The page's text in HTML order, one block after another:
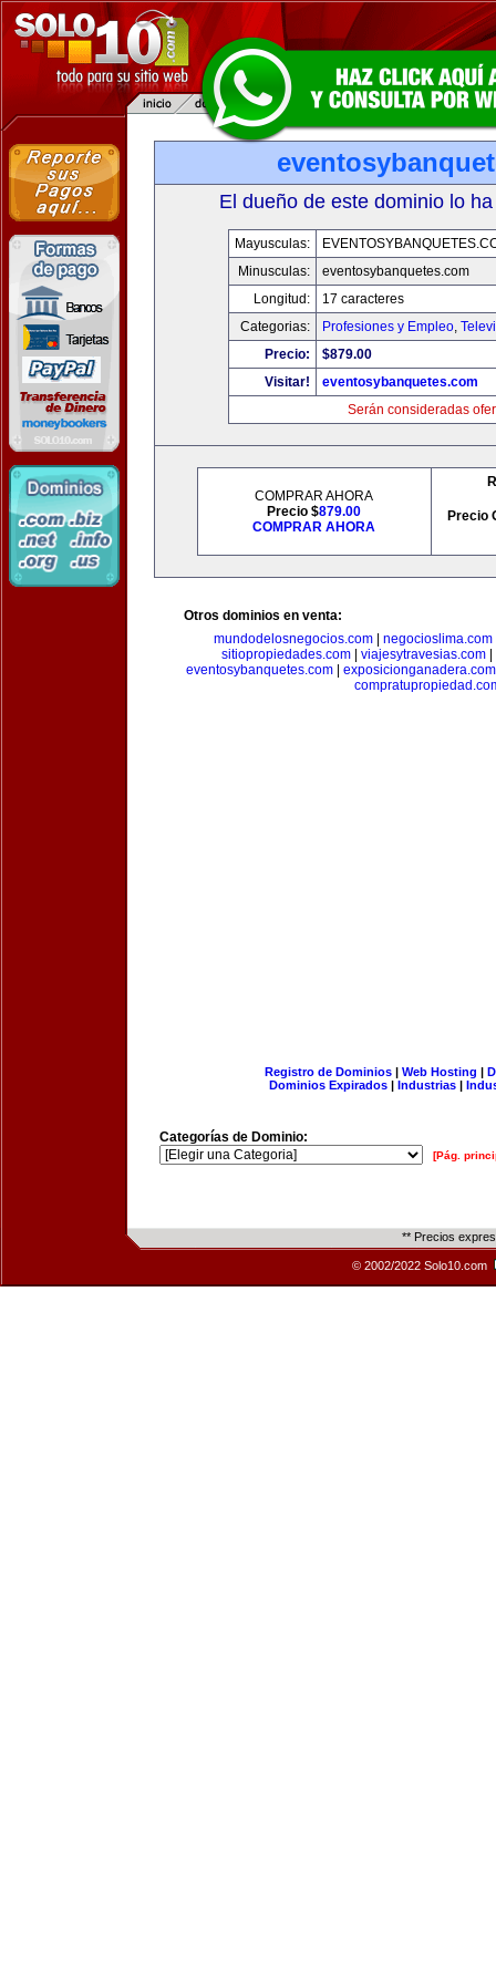
El dueño de este dominio lo
Mayusculas:
Minusculas:
eventosybanquetes.com
Longitud:
17 caracteres
Categorias:
Profesiones y Empleo,
Precio:
$879.00
Visitar!
eventosybanquetes.com
Serán consideradas
COMPRAR AHORA
Precio $879.00
COMPRAR AHORA
Precio
Otros dominios en venta:
mundodelosnegocios.com| negocioslima.com
sitiopropiedades.com| viajesytravesias.com|
eventosybanquetes.com| exposicionganadera.com
Registro de Dominios| Web Hosting |
Dominios Expirados | Industrias |
Categorías de Dominio:
[Pág.
** Precios
© 2002/2022 Solo10.com